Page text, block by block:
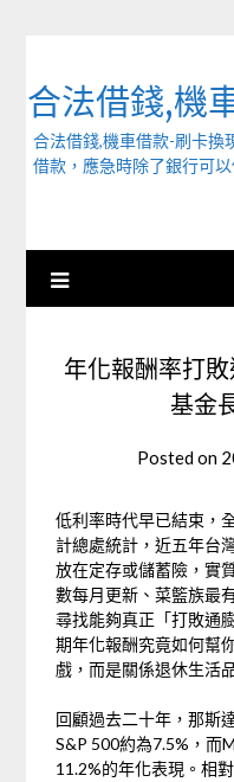
合法借錢,機
合法借錢,機車借款-刷卡換
借款，應急時除了銀行可
年化報酬率打
基金
Posted on
低利率時代早已結束，
計總處統計，近五年台
放在定存或儲蓄險，實
數每月更新、菜籃族最
尋找能夠真正「打敗通
期年化報酬究竟如何幫
戲，而是關係退休生活
回顧過去二十年，那斯
S&P 500約為7.5%，而
11.2%的年化表現。相